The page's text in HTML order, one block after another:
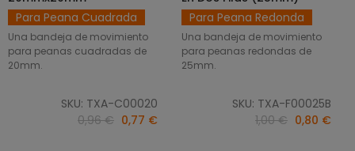
Para Peana Cuadrada
Una bandeja de movimiento
para peanas cuadradas de
20mm.
SKU: TXA-C00020
0,96 € 0,77 €
Para Peana Redonda
Una bandeja de movimiento
para peanas redondas de
25mm.
SKU: TXA-F00025B
1,00 € 0,80 €